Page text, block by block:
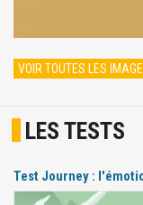
VOIR TOUTES LES
LES TESTS
Test Journey :